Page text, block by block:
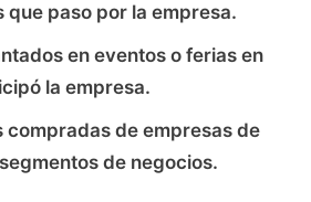
que paso por la empresa.
en eventos o ferias en
la empresa.
compradas de empresas de
de negocios.